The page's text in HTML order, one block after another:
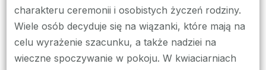
charakteru ceremonii i osobistych życzeń rodziny.
Wiele osób decyduje się na wiązanki, które mają na
celu wyrażenie szacunku, a także nadziei na
wieczne spoczywanie w pokoju. W kwiaciarniach